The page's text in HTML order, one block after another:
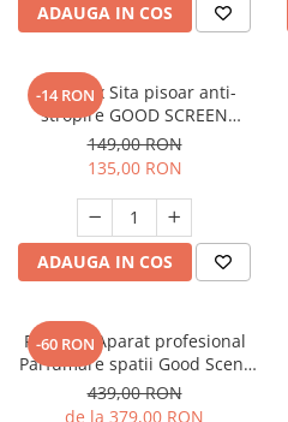
ADAUGA IN COS
-14 RON
SET: 10 x Sita pisoar anti-
stropire GOOD SCREEN
PowerFresh 30+, Citrus
149,00 RON
135,00 RON
ADAUGA IN COS
-60 RON
PACHET: Aparat profesional
Parfumare spatii Good Scent
GS 100, culoare alb si negru
cu rezerva inclusa
439,00 RON
de la 379,00 RON